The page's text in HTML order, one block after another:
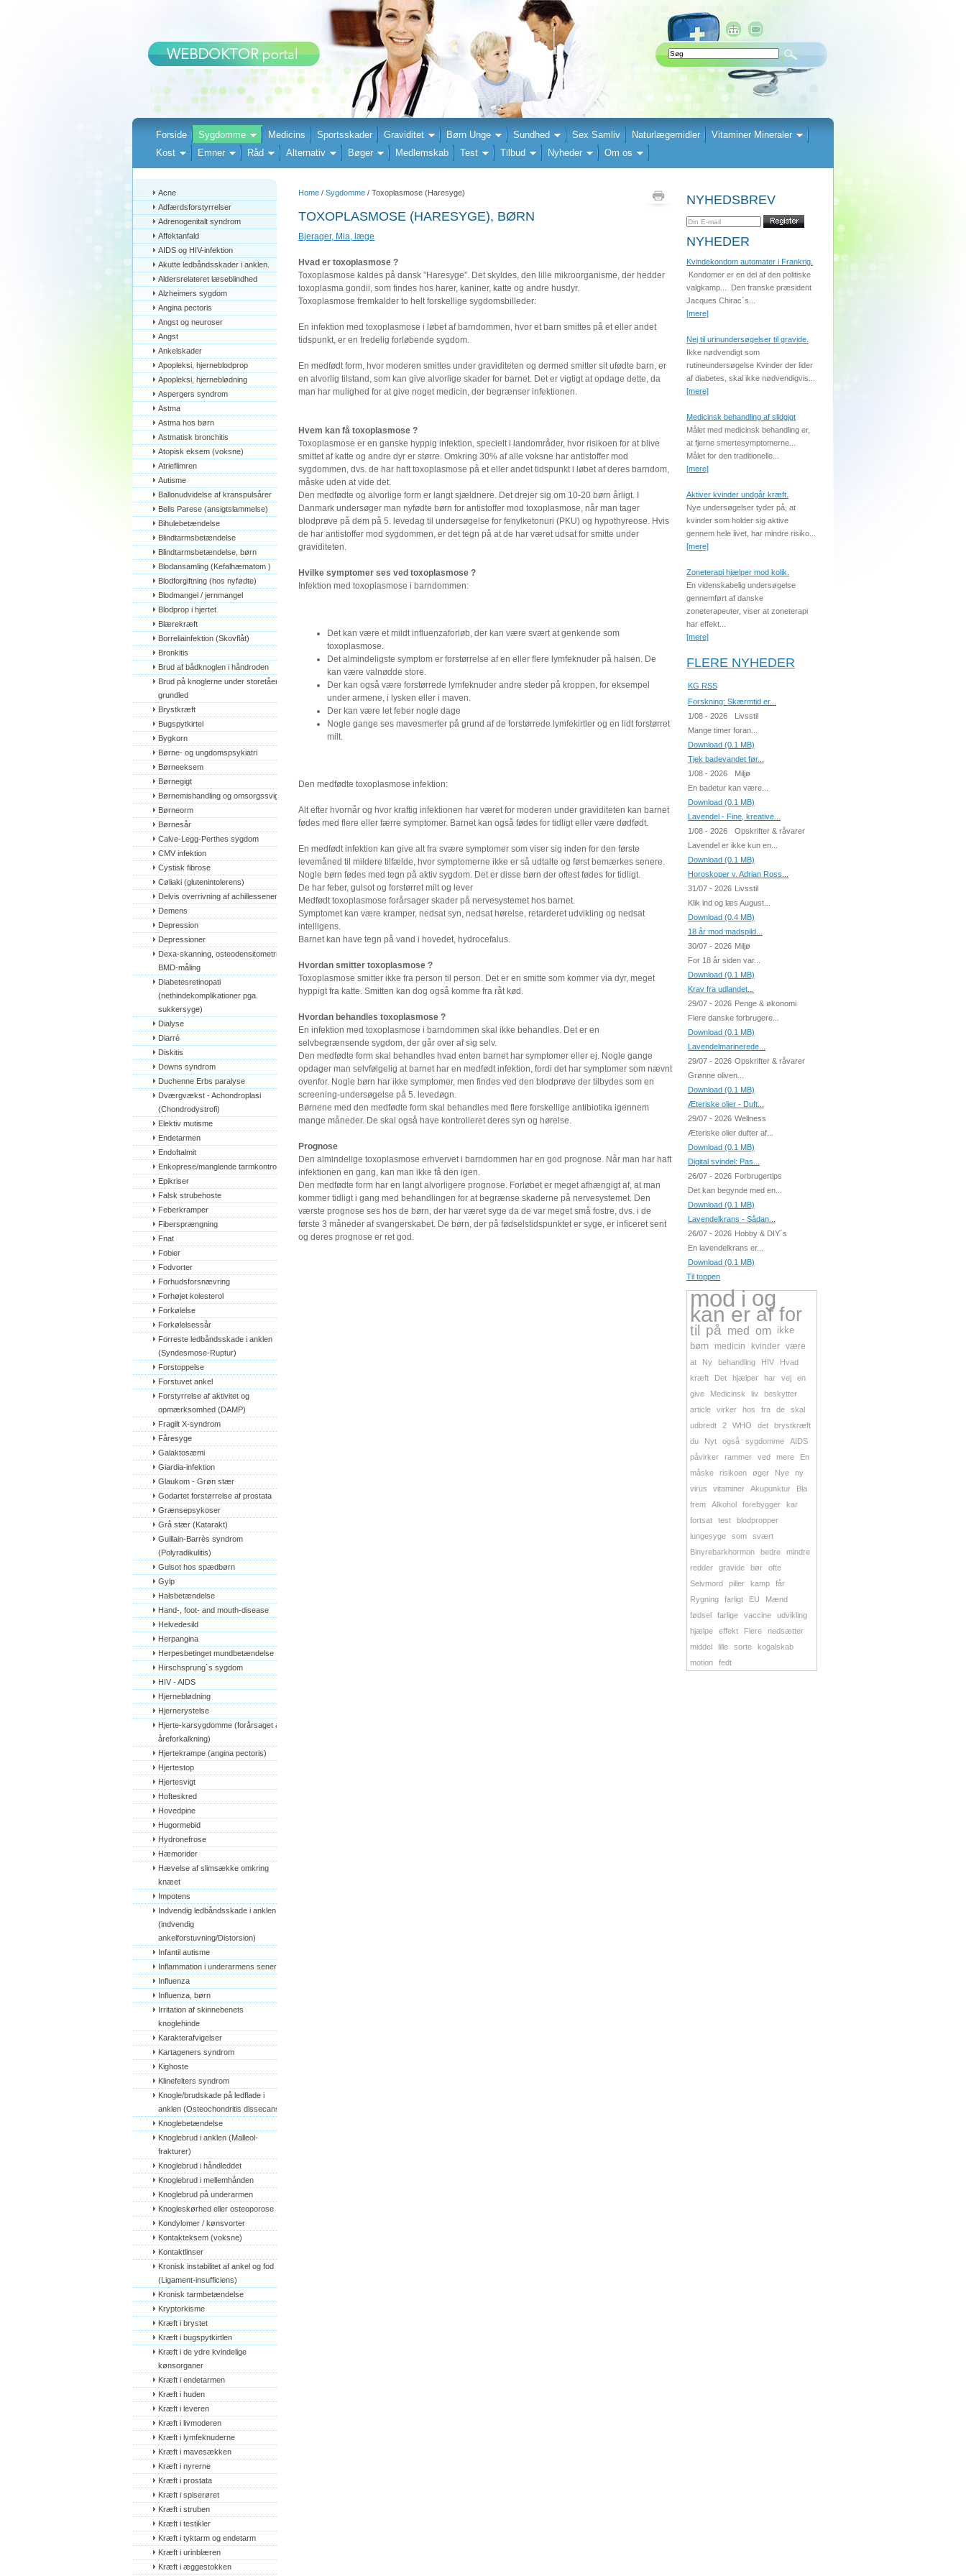
Forside Sygdomme Medicins Sportsskader Graviditet Børn Unge Sundhed Sex Samliv Naturlægemidler
Vitaminer Mineraler
Kost
Emner Råd Alternativ Bøger Medlemskab Test Tilbud Nyheder Om os
Acne
Adfærdsforstyrrelser
Adrenogenitalt syndrom
Affektanfald
AIDS og HIV-infektion
Akutte ledbåndsskader i anklen.
Aldersrelateret læseblindhed
Alzheimers sygdom
Angina pectoris
Angst og neuroser
Angst
Ankelskader
Apopleksi, hjerneblodprop
Apopleksi, hjerneblødning
Aspergers syndrom
Astma
Astma hos børn
Astmatisk bronchitis
Atopisk eksem (voksne)
Atrieflimren
Autisme
Ballonudvidelse af kranspulsårer
Bells Parese (ansigtslammelse)
Bihulebetændelse
Blindtarmsbetændelse
Blindtarmsbetændelse, børn
Blodansamling (Kefalhæmatom )
Blodforgiftning (hos nyfødte)
Blodmangel / jernmangel
Blodprop i hjertet
Blærekræft
Borreliainfektion (Skovflåt)
Bronkitis
Brud af bådknoglen i håndroden
Brud på knoglerne under storetåens
grundled
Brystkræft
Bugspytkirtel
Bygkorn
Børne- og ungdomspsykiatri
Børneeksem
Børnegigt
Børnemishandling og omsorgssvigt
Børneorm
Børnesår
Calve-Legg-Perthes sygdom
CMV infektion
Cystisk fibrose
Cøliaki (glutenintolerens)
Delvis overrivning af achillessenen
Demens
Depression
Depressioner
Dexa-skanning, osteodensitometri,
BMD-måling
Diabetesretinopati
(nethindekomplikationer pga.
sukkersyge)
Dialyse
Diarré
Diskitis
Downs syndrom
Duchenne Erbs paralyse
Dværgvækst - Achondroplasi
(Chondrodystrofi)
Elektiv mutisme
Endetarmen
Endoftalmit
Enkoprese/manglende tarmkontrol
Epikriser
Falsk strubehoste
Feberkramper
Fibersprængning
Fnat
Fobier
Fodvorter
Forhudsforsnævring
Forhøjet kolesterol
Forkølelse
Forkølelsessår
Forreste ledbåndsskade i anklen
(Syndesmose-Ruptur)
Forstoppelse
Forstuvet ankel
Forstyrrelse af aktivitet og
opmærksomhed (DAMP)
Fragilt X-syndrom
Fåresyge
Galaktosæmi
Giardia-infektion
Glaukom - Grøn stær
Godartet forstørrelse af prostata
Grænsepsykoser
Grå stær (Katarakt)
Guillain-Barrès syndrom
(Polyradikulitis)
Gulsot hos spædbørn
Gylp
Halsbetændelse
Hand-, foot- and mouth-disease
Helvedesild
Herpangina
Herpesbetinget mundbetændelse
Hirschsprung`s sygdom
HIV - AIDS
Hjerneblødning
Hjernerystelse
Hjerte-karsygdomme (forårsaget af
åreforkalkning)
Hjertekrampe (angina pectoris)
Hjertestop
Hjertesvigt
Hofteskred
Hovedpine
Hugormebid
Hydronefrose
Hæmorider
Hævelse af slimsække omkring
knæet
Impotens
Indvendig ledbåndsskade i anklen
(indvendig
ankelforstuvning/Distorsion)
Infantil autisme
Inflammation i underarmens sener
Influenza
Influenza, børn
Irritation af skinnebenets
knoglehinde
Karakterafvigelser
Kartageners syndrom
Kighoste
Klinefelters syndrom
Knogle/brudskade på ledflade i
anklen (Osteochondritis dissecans)
Knoglebetændelse
Knoglebrud i anklen (Malleol-
frakturer)
Knoglebrud i håndleddet
Knoglebrud i mellemhånden
Knoglebrud på underarmen
Knogleskørhed eller osteoporose
Kondylomer / kønsvorter
Kontakteksem (voksne)
Kontaktlinser
Kronisk instabilitet af ankel og fod
(Ligament-insufficiens)
Kronisk tarmbetændelse
Kryptorkisme
Kræft i brystet
Kræft i bugspytkirtlen
Kræft i de ydre kvindelige
kønsorganer
Kræft i endetarmen
Kræft i huden
Kræft i leveren
Kræft i livmoderen
Kræft i lymfeknuderne
Kræft i mavesækken
Kræft i nyrerne
Kræft i prostata
Kræft i spiserøret
Kræft i struben
Kræft i testikler
Kræft i tyktarm og endetarm
Kræft i urinblæren
Kræft i æggestokken
Home / Sygdomme / Toxoplasmose (Haresyge)
TOXOPLASMOSE (HARESYGE), BØRN
Bjerager, Mia, læge
Hvad er toxoplasmose ?
Toxoplasmose kaldes på dansk ”Haresyge”. Det skyldes, den lille mikroorganisme, der hedder
toxoplasma gondii, som findes hos harer, kaniner, katte og andre husdyr.
Toxoplasmose fremkalder to helt forskellige sygdomsbilleder:
En infektion med toxoplasmose i løbet af barndommen, hvor et barn smittes på et eller andet
tidspunkt, er en fredelig forløbende sygdom.
En medfødt form, hvor moderen smittes under graviditeten og dermed smitter sit ufødte barn, er
en alvorlig tilstand, som kan give alvorlige skader for barnet. Det er vigtigt at opdage dette, da
man har mulighed for at give noget medicin, der begrænser infektionen.
Hvem kan få toxoplasmose ?
Toxoplasmose er en ganske hyppig infektion, specielt i landområder, hvor risikoen for at blive
smittet af katte og andre dyr er større. Omkring 30% af alle voksne har antistoffer mod
sygdommen, dvs. de har haft toxoplasmose på et eller andet tidspunkt i løbet af deres barndom,
måske uden at vide det.
Den medfødte og alvorlige form er langt sjældnere. Det drejer sig om 10-20 børn årligt. I
Danmark undersøger man nyfødte børn for antistoffer mod toxoplasmose, når man tager
blodprøve på dem på 5. levedag til undersøgelse for fenylketonuri (PKU) og hypothyreose. Hvis
de har antistoffer mod sygdommen, er det tegn på at de har været udsat for smitte under
graviditeten.
Hvilke symptomer ses ved toxoplasmose ?
Infektion med toxoplasmose i barndommen:
Det kan være et mildt influenzaforløb, der kan være svært at genkende som
toxoplasmose.
Det almindeligste symptom er forstørrelse af en eller flere lymfeknuder på halsen. De
kan være valnødde store.
Der kan også være forstørrede lymfeknuder andre steder på kroppen, for eksempel
under armene, i lysken eller i maven.
Der kan være let feber nogle dage
Nogle gange ses mavesmerter på grund af de forstørrede lymfekirtler og en lidt forstørret
milt.
Den medfødte toxoplasmose infektion:
Alt efter hvornår og hvor kraftig infektionen har været for moderen under graviditeten kan barnet
fødes med flere eller færre symptomer. Barnet kan også fødes for tidligt eller være dødfødt.
En medfødt infektion kan give alt fra svære symptomer som viser sig inden for den første
levemåned til mildere tilfælde, hvor symptomerne ikke er så udtalte og først bemærkes senere.
Nogle børn fødes med tegn på aktiv sygdom. Det er disse børn der oftest fødes for tidligt.
De har feber, gulsot og forstørret milt og lever
Medfødt toxoplasmose forårsager skader på nervesystemet hos barnet.
Symptomet kan være kramper, nedsat syn, nedsat hørelse, retarderet udvikling og nedsat
intelligens.
Barnet kan have tegn på vand i hovedet, hydrocefalus.
Hvordan smitter toxoplasmose ?
Toxoplasmose smitter ikke fra person til person. Det er en smitte som kommer via dyr, meget
hyppigt fra katte. Smitten kan dog også komme fra råt kød.
Hvordan behandles toxoplasmose ?
En infektion med toxoplasmose i barndommen skal ikke behandles. Det er en
selvbegrænsende sygdom, der går over af sig selv.
Den medfødte form skal behandles hvad enten barnet har symptomer eller ej. Nogle gange
opdager man selvfølgelig at barnet har en medfødt infektion, fordi det har symptomer som nævnt
ovenfor. Nogle børn har ikke symptomer, men findes ved den blodprøve der tilbydes som en
screening-undersøgelse på 5. levedøgn.
Børnene med den medfødte form skal behandles med flere forskellige antibiotika igennem
mange måneder. De skal også have kontrolleret deres syn og hørelse.
Prognose
Den almindelige toxoplasmose erhvervet i barndommen har en god prognose. Når man har haft
infektionen en gang, kan man ikke få den igen.
Den medfødte form har en langt alvorligere prognose. Forløbet er meget afhængigt af, at man
kommer tidligt i gang med behandlingen for at begrænse skaderne på nervesystemet. Den
værste prognose ses hos de børn, der har været syge da de var meget små fostre, dvs. i de
første 3 måneder af svangerskabet. De børn, der på fødselstidspunktet er syge, er inficeret sent
og deres prognose er ret god.
NYHEDSBREV
NYHEDER
Kvindekondom automater i Frankrig.
Kondomer er en del af den politiske
valgkamp... Den franske præsident
Jacques Chirac´s...
[mere]
Nej til urinundersøgelser til gravide.
Ikke nødvendigt som
rutineundersøgelse Kvinder der lider
af diabetes, skal ikke nødvendigvis...
[mere]
Medicinsk behandling af slidgigt
Målet med medicinsk behandling er,
at fjerne smertesymptomerne...
Målet for den traditionelle...
[mere]
Aktiver kvinder undgår kræft.
Nye undersøgelser tyder på, at
kvinder som holder sig aktive
gennem hele livet, har mindre risiko...
[mere]
Zoneterapi hjælper mod kolik.
En videnskabelig undersøgelse
gennemført af danske
zoneterapeuter, viser at zoneterapi
har effekt...
[mere]
FLERE NYHEDER
KG RSS
Forskning: Skærmtid er...
1/08 - 2026
Livsstil
Mange timer foran...
Download (0.1 MB)
Tjek badevandet før...
1/08 - 2026
Miljø
En badetur kan være...
Download (0.1 MB)
Lavendel - Fine, kreative...
1/08 - 2026
Opskrifter & råvarer
Lavendel er ikke kun en...
Download (0.1 MB)
Horoskoper v. Adrian Ross...
31/07 - 2026 Livsstil
Klik ind og læs August...
Download (0.4 MB)
18 år mod madspild...
30/07 - 2026 Miljø
For 18 år siden var...
Download (0.1 MB)
Krav fra udlandet...
29/07 - 2026 Penge & økonomi
Flere danske forbrugere...
Download (0.1 MB)
Lavendelmarinerede...
29/07 - 2026 Opskrifter & råvarer
Grønne oliven...
Download (0.1 MB)
Æteriske olier - Duft...
29/07 - 2026 Wellness
Æteriske olier dufter af...
Download (0.1 MB)
Digital svindel: Pas...
26/07 - 2026 Forbrugertips
Det kan begynde med en...
Download (0.1 MB)
Lavendelkrans - Sådan...
26/07 - 2026 Hobby & DIY´s
En lavendelkrans er...
Download (0.1 MB)
Til toppen
mod i og
kan er af for
til på med om ikke
børn
medicin kvinder
være
at
Ny behandling HIV
Hvad
kræft
Det hjælper har vej
en
give
Medicinsk liv
beskytter
article
virker hos fra de
skal
udbredt
2 WHO det
brystkræft
du
Nyt også sygdomme
AIDS
påvirker
rammer ved mere
En
måske
risikoen øger Nye
ny
virus
vitaminer Akupunktur
Bla
frem
Alkohol forebygger
kar
fortsat
test
blodpropper
lungesyge
som
svært
Binyrebarkhormon
bedre
mindre
redder
gravide bør
ofte
Selvmord
piller kamp
får
Rygning
farligt EU
Mænd
fødsel
farlige vaccine
udvikling
hjælpe
effekt Flere
nedsætter
middel
lille sorte
kogalskab
motion
fedt